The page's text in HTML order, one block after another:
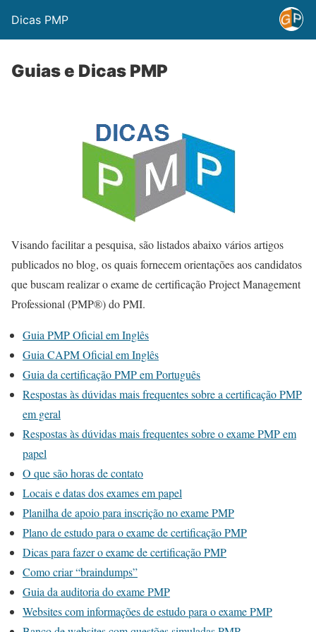
Dicas PMP
Guias e Dicas PMP
Visando facilitar a pesquisa, são listados abaixo vários artigos
publicados no blog, os quais fornecem orientações aos candidatos
que buscam realizar o exame de certificação Project Management
Professional (PMP®) do PMI.
Guia PMP Oficial em Inglês
Guia CAPM Oficial em Inglês
Guia da certificação PMP em Português
Respostas às dúvidas mais frequentes sobre a certificação PMP
em geral
Respostas às dúvidas mais frequentes sobre o exame PMP em
papel
O que são horas de contato
Locais e datas dos exames em papel
Planilha de apoio para inscrição no exame PMP
Plano de estudo para o exame de certificação PMP
Dicas para fazer o exame de certificação PMP
Como criar “braindumps”
Guia da auditoria do exame PMP
Websites com informações de estudo para o exame PMP